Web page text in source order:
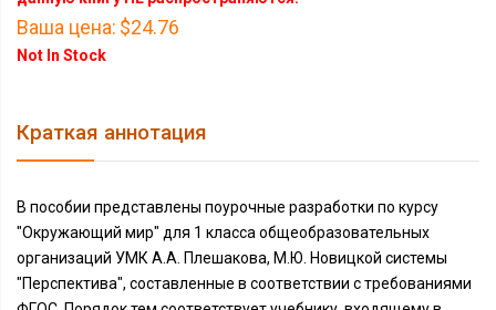
Ваша цена: $24.76
Not In Stock
Краткая аннотация
В пособии представлены поурочные разработки по курсу
"Окружающий мир" для 1 класса общеобразовательных
организаций УМК А.А. Плешакова, М.Ю. Новицкой системы
"Перспектива", составленные в соответствии с требованиями